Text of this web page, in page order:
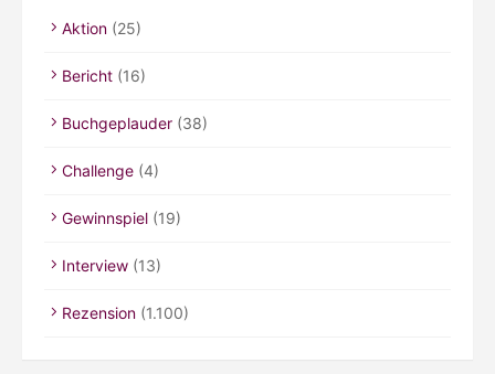
Aktion (25)
Bericht (16)
Buchgeplauder (38)
Challenge (4)
Gewinnspiel (19)
Interview (13)
Rezension (1.100)